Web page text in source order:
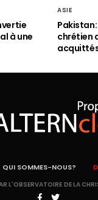
à une
ASIE
chrétien
QUI SOMMES-NOUS?
L'OBSERVATOIRE DE LA